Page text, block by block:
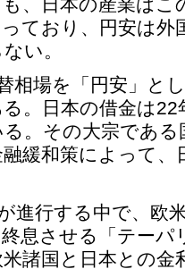
ており、円安は外
い。
相場を「円安」と
。日本の借金は
。その大宗である
緩和策によって、
進行する中で、欧
息させる「テーパ
諸国と日本との金